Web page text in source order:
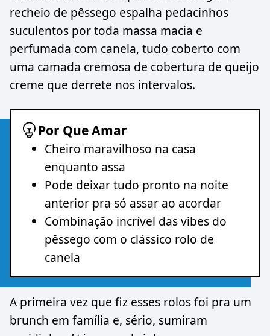
recheio de pêssego espalha pedacinhos
suculentos por toda massa macia e
perfumada com canela, tudo coberto com
uma camada cremosa de cobertura de queijo
creme que derrete nos intervalos.
Por Que Amar
Cheiro maravilhoso na casa
enquanto assa
Pode deixar tudo pronto na noite
anterior pra só assar ao acordar
Combinação incrível das vibes do
pêssego com o clássico rolo de
canela
A primeira vez que fiz esses rolos foi pra um
brunch em família e, sério, sumiram